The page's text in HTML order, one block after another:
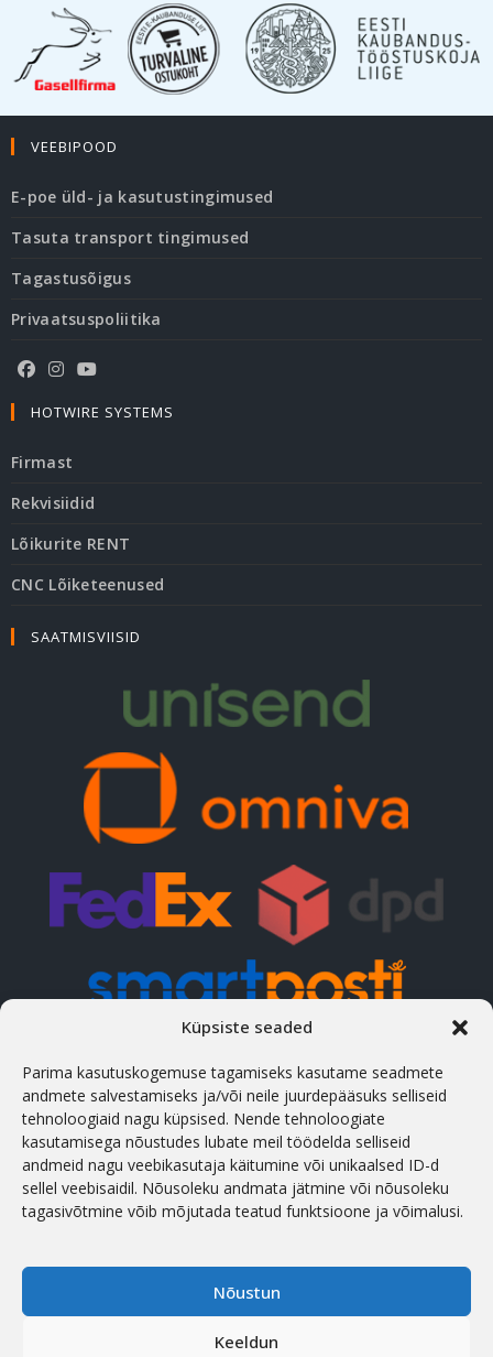
Küpsiste seaded
Parima kasutuskogemuse tagamiseks kasutame seadmete
andmete salvestamiseks ja/või neile juurdepääsuks selliseid
tehnoloogiaid nagu küpsised. Nende tehnoloogiate
kasutamisega nõustudes lubate meil töödelda selliseid
andmeid nagu veebikasutaja käitumine või unikaalsed ID-d
sellel veebisaidil. Nõusoleku andmata jätmine või nõusoleku
tagasivõtmine võib mõjutada teatud funktsioone ja võimalusi.
Nõustun
Keeldun
VEEBIPOOD
E-poe üld- ja kasutustingimused
Tasuta transport tingimused
Tagastusõigus
Privaatsuspoliitika
HOTWIRE SYSTEMS
Firmast
Rekvisiidid
Lõikurite RENT
CNC Lõiketeenused
SAATMISVIISID
KONTAKTID
Aadress
Treiali tee 2-8, Peetri, 75312 Rae vald, Eesti
Telefon
(+372) 658 5566